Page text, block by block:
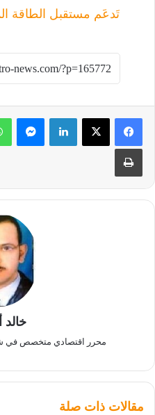
تَدعَم مستقبل الطاقة
لينكدإن
طباعة
خالد
محرر اقتصادي متخصص في
مقالات ذات صلة